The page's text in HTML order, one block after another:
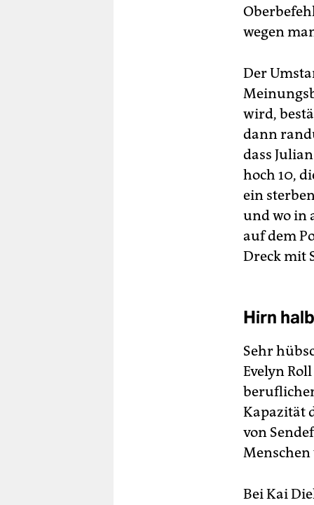
wegen
Der
wird,
dann
dass
hoch 10,
ein
und wo in
auf dem
Dreck mit
Hirn
Sehr
Evelyn
Kapazität
von
Menschen
Bei Kai